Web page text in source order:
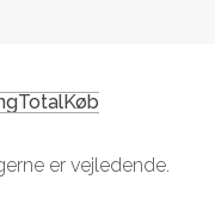
TotalKøb
er vejledende.